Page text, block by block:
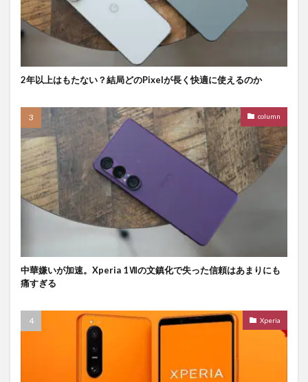
2年以上はもたない？結局どのPixelが長く快適に使えるのか
column
中華嫌いが加速。Xperia 1Ⅶの文鎮化で失った信頼はあまりにも
痛すぎる
Xperia